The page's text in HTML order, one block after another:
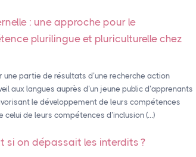
: une approche pour le
plurilingue et pluriculturelle chez
partie de résultats d’une recherche action
aux langues auprès d’un jeune public d’apprenants
le développement de leurs compétences
celui de leurs compétences d’inclusion (…)
si on dépassait les interdits ?